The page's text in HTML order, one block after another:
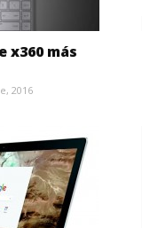
x360 más
2016